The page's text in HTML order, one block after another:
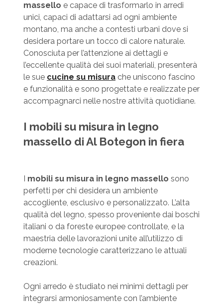
massello e capace di trasformarlo in arredi
unici, capaci di adattarsi ad ogni ambiente
montano, ma anche a contesti urbani dove si
desidera portare un tocco di calore naturale.
Conosciuta per l’attenzione ai dettagli e
l’eccellente qualità dei suoi materiali, presenterà
le sue cucine su misurache uniscono fascino
e funzionalità e sono progettate e realizzate per
accompagnarci nelle nostre attività quotidiane.
I mobili su misura in legno
massello di Al Botegon in fiera
mobili su misura in legno massello sono
perfetti per chi desidera un ambiente
accogliente, esclusivo e personalizzato. L’alta
qualità del legno, spesso proveniente dai boschi
italiani o da foreste europee controllate, e la
maestria delle lavorazioni unite all’utilizzo di
moderne tecnologie caratterizzano le attuali
creazioni.
Ogni arredo è studiato nei minimi dettagli per
integrarsi armoniosamente con l’ambiente